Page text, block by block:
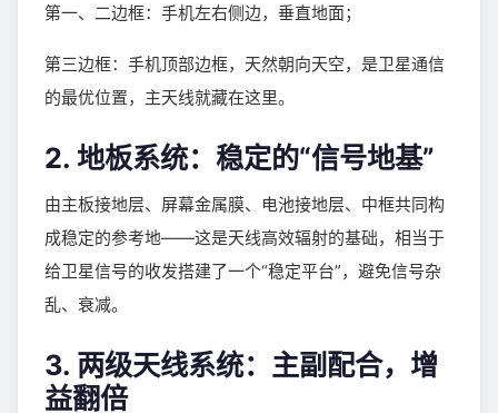
第一、二边框：手机左右侧边，垂直地面；
第三边框：手机顶部边框，天然朝向天空，是卫星通信
的最优位置，主天线就藏在这里。
2. 地板系统：稳定的“信号地基”
由主板接地层、屏幕金属膜、电池接地层、中框共同构
成稳定的参考地——这是天线高效辐射的基础，相当于
给卫星信号的收发搭建了一个“稳定平台”，避免信号杂
乱、衰减。
3. 两级天线系统：主副配合，增
益翻倍